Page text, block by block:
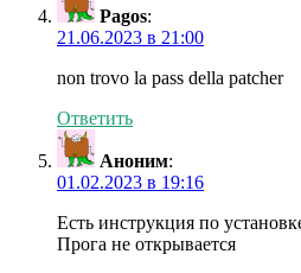
Pagos:
21.06.2023 в 21:00
non trovo la pass della patcher
Ответить
Аноним:
01.02.2023 в 19:16
Есть инструкция по
Прога не открывается